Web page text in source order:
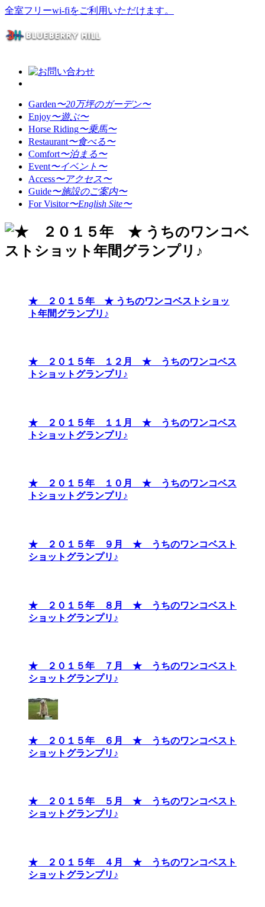
全室フリーwi-fiをご利用いただけます。
Garden〜20万坪のガーデン〜
Enjoy〜遊ぶ〜
Horse Riding〜乗馬〜
Restaurant〜食べる〜
Comfort〜泊まる〜
Event〜イベント〜
Access〜アクセス〜
Guide〜施設のご案内〜
For Visitor〜English Site〜
★ ２０１５年 ★ うちのワンコベストショッ
ト年間グランプリ♪
★ ２０１５年 １２月 ★ うちのワンコベス
トショットグランプリ♪
★ ２０１５年 １１月 ★ うちのワンコベス
トショットグランプリ♪
★ ２０１５年 １０月 ★ うちのワンコベス
トショットグランプリ♪
★ ２０１５年 ９月 ★ うちのワンコベスト
ショットグランプリ♪
★ ２０１５年 ８月 ★ うちのワンコベスト
ショットグランプリ♪
★ ２０１５年 ７月 ★ うちのワンコベスト
ショットグランプリ♪
★ ２０１５年 ６月 ★ うちのワンコベスト
ショットグランプリ♪
★ ２０１５年 ５月 ★ うちのワンコベスト
ショットグランプリ♪
★ ２０１５年 ４月 ★ うちのワンコベスト
ショットグランプリ♪